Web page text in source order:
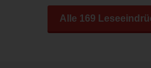
Alle 169